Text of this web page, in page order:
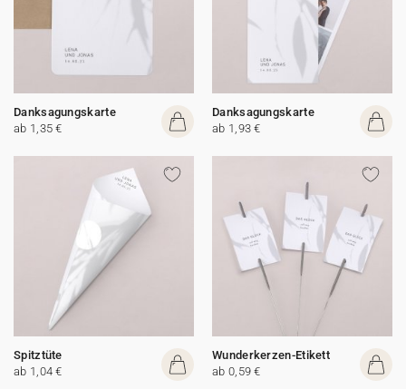
Danksagungskarte
ab 1,35 €
Danksagungskarte
ab 1,93 €
Spitztüte
ab 1,04 €
Wunderkerzen-Etikett
ab 0,59 €